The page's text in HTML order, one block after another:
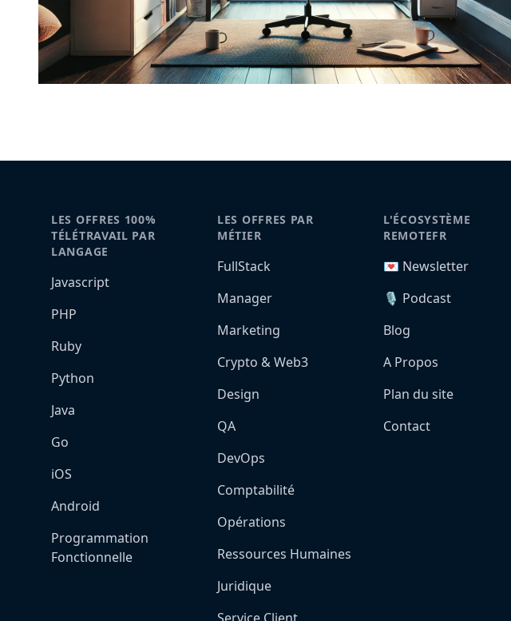
LES OFFRES 100%
TÉLÉTRAVAIL PAR
LANGAGE
Javascript
PHP
Ruby
Python
Java
Go
iOS
Android
Programmation
Fonctionnelle
LES OFFRES PAR
MÉTIER
FullStack
Manager
Marketing
Crypto & Web3
Design
QA
DevOps
Comptabilité
Opérations
Ressources Humaines
Juridique
L'ÉCOSYSTÈME
REMOTEFR
💌 Newsletter
🎙️ Podcast
Blog
A Propos
Plan du site
Contact